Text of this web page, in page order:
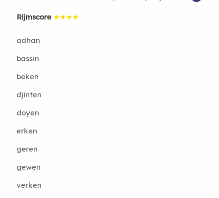
Rijmscore ★★★★
adhan
bassin
beken
djinten
doyen
erken
geren
gewen
verken